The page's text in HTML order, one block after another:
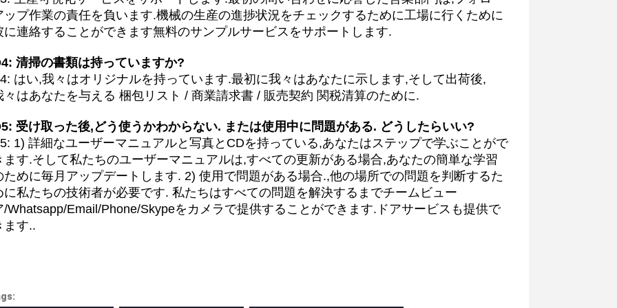
ップ作業の責任を負います.機械の生産の進捗状況をチェックするために工場に行くために
に連絡することができます無料のサンプルサービスをサポートします.
清掃の書類は持っていますか?
はい,我々はオリジナルを持っています.最初に我々はあなたに示します,そして出荷後,
々はあなたを与える 梱包リスト / 商業請求書 / 販売契約 関税清算のために.
受け取った後,どう使うかわからない. または使用中に問題がある. どうしたらいい?
1) 詳細なユーザーマニュアルと写真とCDを持っている,あなたはステップで学ぶことがで
ます.そして私たちのユーザーマニュアルは,すべての更新がある場合,あなたの簡単な学習
ために毎月アップデートします. 2) 使用で問題がある場合.,他の場所での問題を判断するた
に私たちの技術者が必要です. 私たちはすべての問題を解決するまでチームビュー
/Whatsapp/Email/Phone/Skypeをカメラで提供することができます.ドアサービスも提供で
ます..